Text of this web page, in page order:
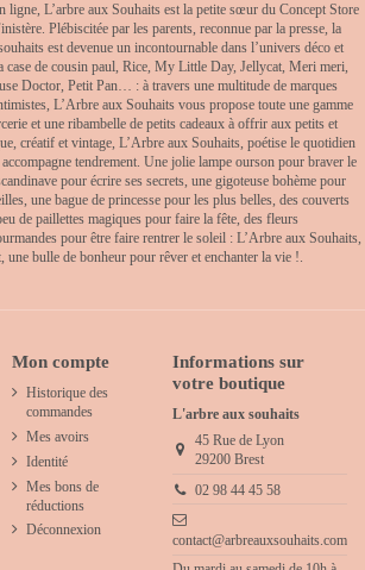
ligne, L’arbre aux Souhaits est la petite sœur du Concept Store
Plébiscitée par les parents, reconnue par la presse, la
est devenue un incontournable dans l’univers déco et
de cousin paul, Rice, My Little Day, Jellycat, Meri meri,
Doctor, Petit Pan… : à travers une multitude de marques
L’Arbre aux Souhaits vous propose toute une gamme
et une ribambelle de petits cadeaux à offrir aux petits et
créatif et vintage, L’Arbre aux Souhaits, poétise le quotidien
accompagne tendrement. Une jolie lampe ourson pour braver le
pour écrire ses secrets, une gigoteuse bohème pour
une bague de princesse pour les plus belles, des couverts
de paillettes magiques pour faire la fête, des fleurs
pour être faire rentrer le soleil : L’Arbre aux Souhaits,
une bulle de bonheur pour rêver et enchanter la vie !.
Mon compte
Historique des
commandes
Mes avoirs
Identité
Mes bons de
réductions
Déconnexion
Informations sur
votre boutique
L'arbre aux souhaits
45 Rue de Lyon
29200 Brest
02 98 44 45 58
contact@arbreauxsouhaits.com